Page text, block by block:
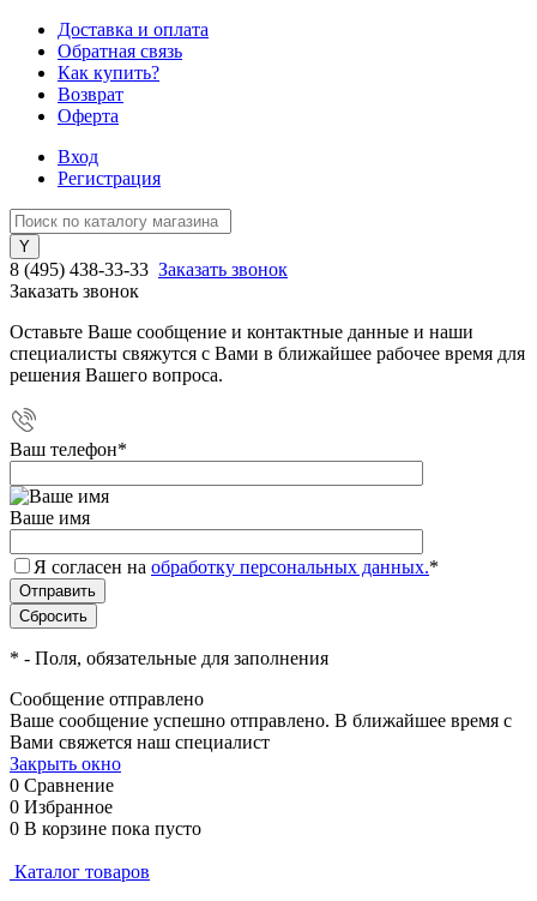
Доставка и оплата
Обратная связь
Как купить?
Возврат
Оферта
Вход
Регистрация
8 (495) 438-33-33 Заказать звонок
Заказать звонок
Оставьте Ваше сообщение и контактные данные и наши
специалисты свяжутся с Вами в ближайшее рабочее время для
решения Вашего вопроса.
Ваш телефон*
Ваше имя
Я согласен на обработку персональных данных.*
* - Поля, обязательные для заполнения
Сообщение отправлено
Ваше сообщение успешно отправлено. В ближайшее время с
Вами свяжется наш специалист
Закрыть окно
0 Сравнение
0 Избранное
0 В корзине пока пусто
Каталог товаров